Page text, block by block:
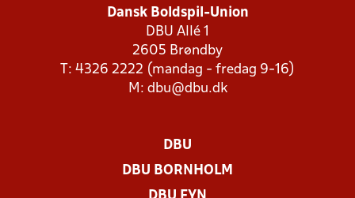
Dansk Boldspil-Union
DBU Allé 1
2605 Brøndby
T: 4326 2222 (mandag - fredag 9-16)
M: dbu@dbu.dk
DBU
DBU BORNHOLM